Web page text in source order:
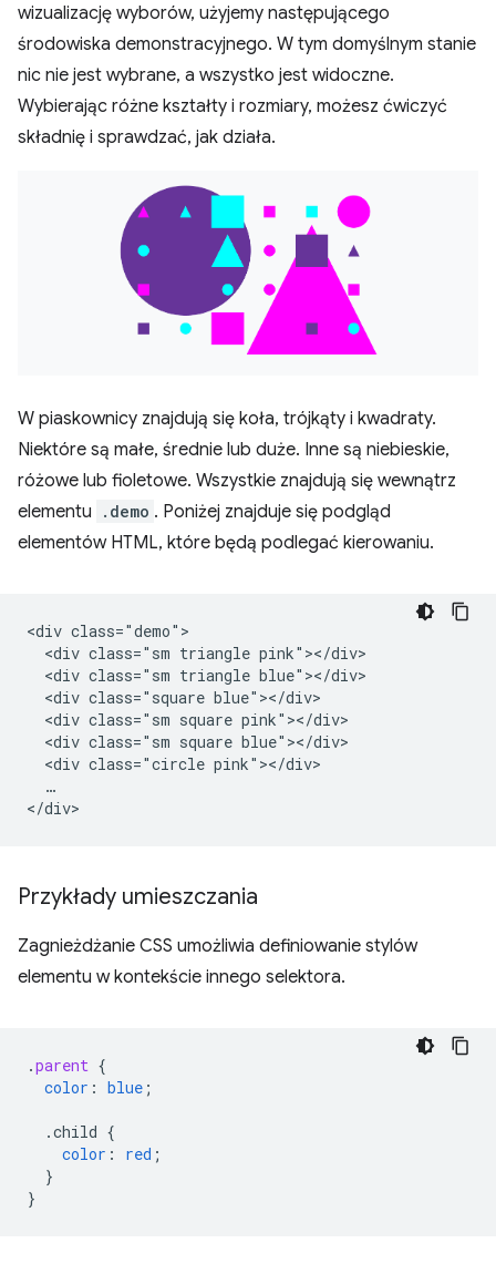
wizualizację wyborów, użyjemy następującego
środowiska demonstracyjnego. W tym domyślnym stanie
nic nie jest wybrane, a wszystko jest widoczne.
Wybierając różne kształty i rozmiary, możesz ćwiczyć
składnię i sprawdzać, jak działa.
W piaskownicy znajdują się koła, trójkąty i kwadraty.
Niektóre są małe, średnie lub duże. Inne są niebieskie,
różowe lub fioletowe. Wszystkie znajdują się wewnątrz
elementu
.demo . Poniżej znajduje się podgląd
elementów HTML, które będą podlegać kierowaniu.
<div class="demo">
  <div class="sm triangle pink"></div>
  <div class="sm triangle blue"></div>
  <div class="square blue"></div>
  <div class="sm square pink"></div>
  <div class="sm square blue"></div>
  <div class="circle pink"></div>
  …
Przykłady umieszczania
Zagnieżdżanie CSS umożliwia definiowanie stylów
elementu w kontekście innego selektora.
.parent {
color : blue ;
.child {
color : red ;
}
}